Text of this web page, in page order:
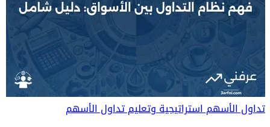
تداول الأسهماستراتيجية وتعليم تداول الأسهم